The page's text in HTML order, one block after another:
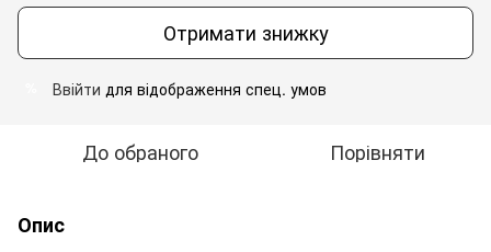
Отримати знижку
Ввійти для відображення спец. умов
До обраного Порівняти
Опис